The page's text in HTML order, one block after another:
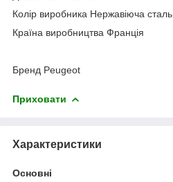
Колір виробника Нержавіюча сталь
Країна виробництва Франція
Бренд Peugeot
Приховати
Характеристики
Основні